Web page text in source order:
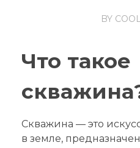
BY
Что такое
Скважина — это
в земле,